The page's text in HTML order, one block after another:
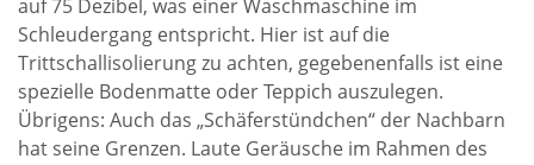
auf 75 Dezibel, was einer Waschmaschine im
Schleudergang entspricht. Hier ist auf die
Trittschallisolierung zu achten, gegebenenfalls ist eine
spezielle Bodenmatte oder Teppich auszulegen.
Übrigens: Auch das „Schäferstündchen“ der Nachbarn
hat seine Grenzen. Laute Geräusche im Rahmen des